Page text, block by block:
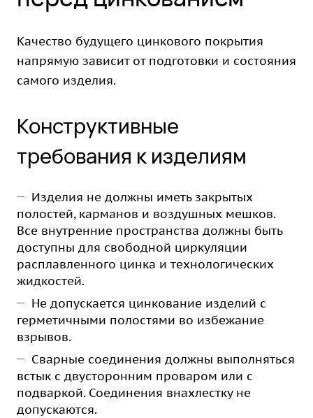
Качество будущего цинкового покрытия
напрямую зависит от подготовки и состояния
самого изделия.
Конструктивные
требования к изделиям
Изделия не должны иметь закрытых
полостей, карманов и воздушных мешков.
Все внутренние пространства должны быть
доступны для свободной циркуляции
расплавленного цинка и технологических
жидкостей.
Не допускается цинкование изделий с
герметичными полостями во избежание
взрывов.
Сварные соединения должны выполняться
встык с двусторонним проваром или с
подваркой. Соединения внахлестку не
допускаются.